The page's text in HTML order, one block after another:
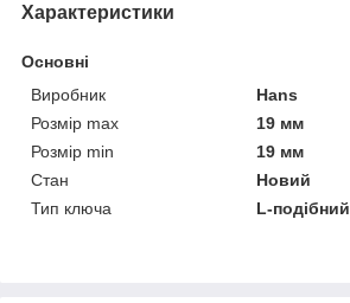
Характеристики
Основні
Виробник
Hans
Розмір max
19 мм
Розмір min
19 мм
Стан
Новий
Тип ключа
L-подібний